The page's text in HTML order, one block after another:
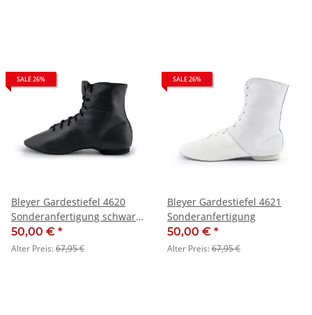
SALE 26%
Bleyer Gardestiefel 4620
Sonderanfertigung schwarz
mit schwarzer Sohle
50,00 € *
Alter Preis:67,95 €
SALE 26%
Bleyer Gardestiefel 4621
Sonderanfertigung
50,00 € *
Alter Preis:67,95 €